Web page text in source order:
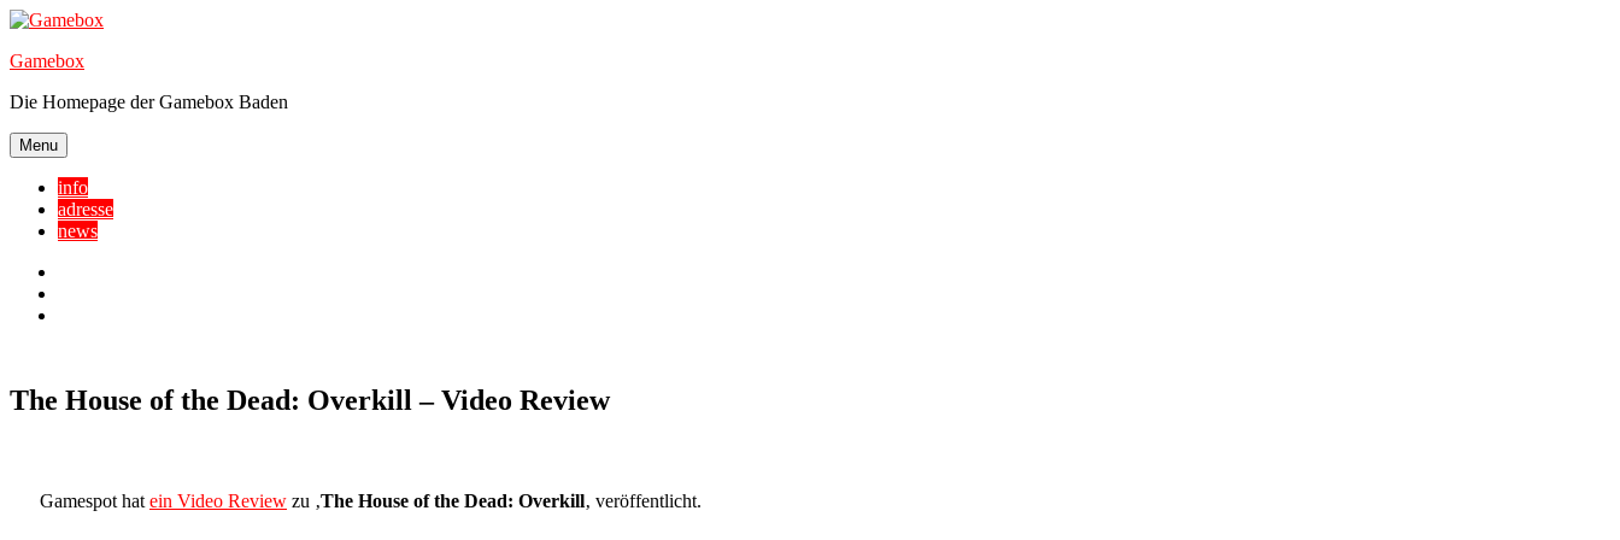
Skip
content
Gamebox
Die Homepage der Gamebox Baden
Menu
info
adresse
news
The House of the Dead: Overkill – Video Review
Gamespot hat ein Video Review zu ‚The House of the Dead: Overkill‚ veröffentlicht.